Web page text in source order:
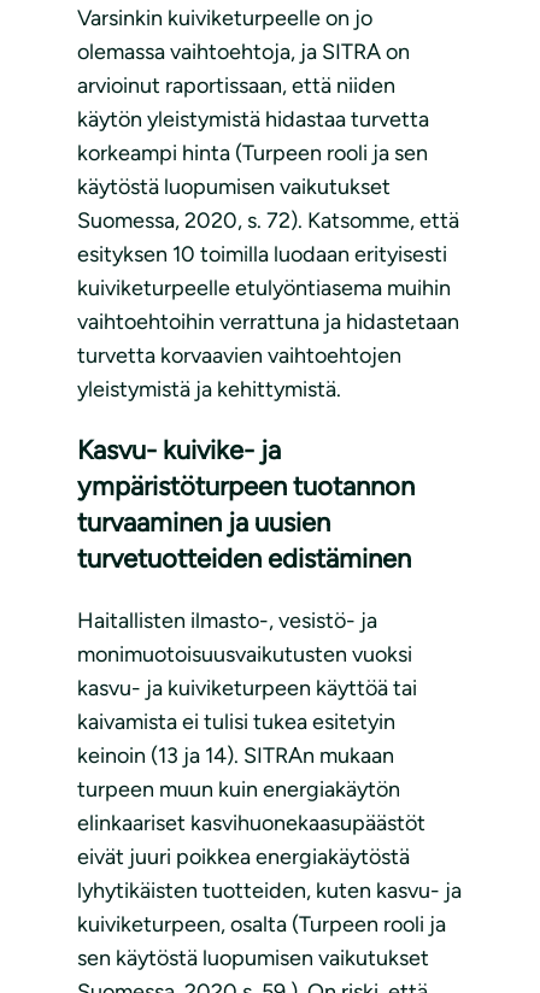
Varsinkin kuiviketurpeelle on jo
olemassa vaihtoehtoja, ja SITRA on
arvioinut raportissaan, että niiden
käytön yleistymistä hidastaa turvetta
korkeampi hinta (Turpeen rooli ja sen
käytöstä luopumisen vaikutukset
Suomessa, 2020, s. 72). Katsomme, että
esityksen 10 toimilla luodaan erityisesti
kuiviketurpeelle etulyöntiasema muihin
vaihtoehtoihin verrattuna ja hidastetaan
turvetta korvaavien vaihtoehtojen
yleistymistä ja kehittymistä.
Kasvu- kuivike- ja
ympäristöturpeen tuotannon
turvaaminen ja uusien
turvetuotteiden edistäminen
Haitallisten ilmasto-, vesistö- ja
monimuotoisuusvaikutusten vuoksi
kasvu- ja kuiviketurpeen käyttöä tai
kaivamista ei tulisi tukea esitetyin
keinoin (13 ja 14). SITRAn mukaan
turpeen muun kuin energiakäytön
elinkaariset kasvihuonekaasupäästöt
eivät juuri poikkea energiakäytöstä
lyhytikäisten tuotteiden, kuten kasvu- ja
kuiviketurpeen, osalta (Turpeen rooli ja
sen käytöstä luopumisen vaikutukset